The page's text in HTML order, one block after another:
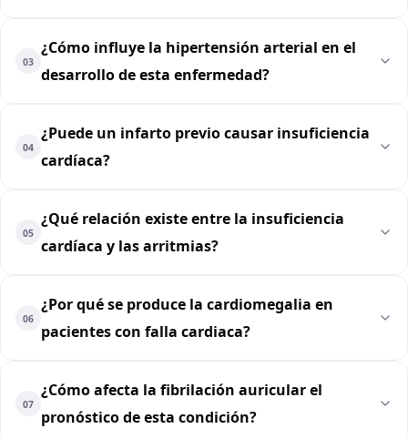
03
¿Cómo influye la hipertensión arterial en el
desarrollo de esta enfermedad?
04
¿Puede un infarto previo causar insuficiencia
cardíaca?
05
¿Qué relación existe entre la insuficiencia
cardíaca y las arritmias?
06
¿Por qué se produce la cardiomegalia en
pacientes con falla cardiaca?
07
¿Cómo afecta la fibrilación auricular el
pronóstico de esta condición?